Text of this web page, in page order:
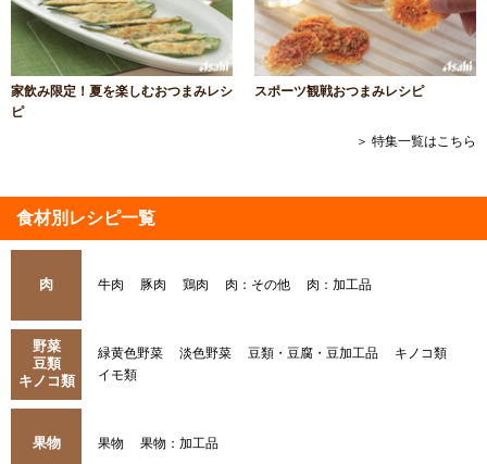
家飲み限定！夏を楽しむおつまみレシ
ピ
スポーツ観戦おつまみレシピ
＞ 特集一覧はこちら
食材別レシピ一覧
肉 牛肉 豚肉 鶏肉 肉：その他 肉：加工品
野菜
豆類
キノコ類
緑黄色野菜 淡色野菜 豆類・豆腐・豆加工品
キノコ類
イモ類
果物 果物 果物：加工品